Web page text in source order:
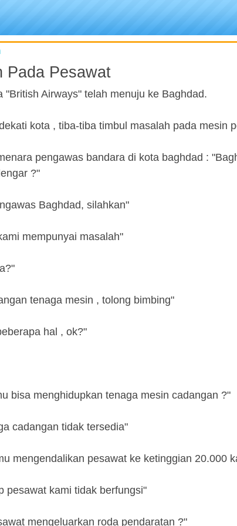
Pada Pesawat
"British Airways" telah menuju ke Baghdad.
kota , tiba-tiba timbul masalah pada mesin
pengawas bandara di kota baghdad :
?"
Baghdad, silahkan"
mempunyai masalah"
tenaga mesin , tolong bimbing"
hal , ok?"
bisa menghidupkan tenaga mesin cadangan ?"
cadangan tidak tersedia"
mengendalikan pesawat ke ketinggian 20.000
pesawat kami tidak berfungsi"
mengeluarkan roda pendaratan ?"